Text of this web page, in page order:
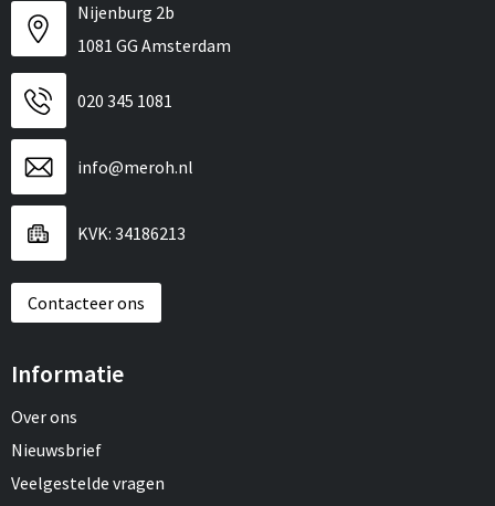
Nijenburg 2b
1081 GG Amsterdam
020 345 1081
info@meroh.nl
KVK: 34186213
Contacteer ons
Informatie
Over ons
Nieuwsbrief
Veelgestelde vragen